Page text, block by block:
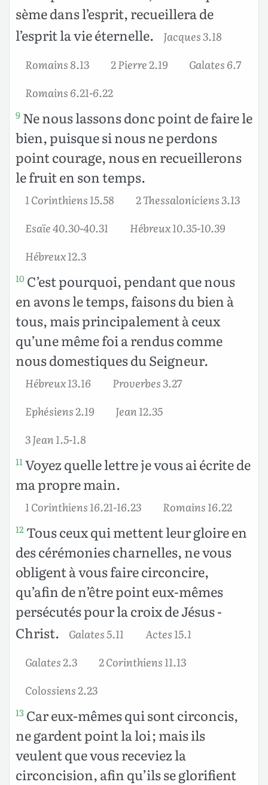
sème dans l’esprit, recueillera de
l’esprit la vie éternelle.
Jacques 3.18
Romains 8.13
2 Pierre 2.19
Galates 6.7
Romains 6.21-6.22
9 Ne nous lassons donc point de faire le
bien, puisque si nous ne perdons
point courage, nous en recueillerons
le fruit en son temps.
1 Corinthiens 15.58
2 Thessaloniciens 3.13
Esaïe 40.30-40.31
Hébreux 10.35-10.39
Hébreux 12.3
10 C’est pourquoi, pendant que nous
en avons le temps, faisons du bien à
tous, mais principalement à ceux
qu’une même foi a rendus comme
nous domestiques du Seigneur.
Hébreux 13.16
Proverbes 3.27
Ephésiens 2.19
Jean 12.35
3 Jean 1.5-1.8
11Voyez quelle lettre je vous ai écrite de
ma propre main.
1 Corinthiens 16.21-16.23 Romains 16.22
12 Tous ceux qui mettent leur gloire en
des cérémonies charnelles, ne vous
obligent à vous faire circoncire,
qu’afin de n’être point eux-mêmes
persécutés pour la croix de Jésus -
Christ.
Galates 5.11
Actes 15.1
Galates 2.3
2 Corinthiens 11.13
Colossiens 2.23
13 Car eux-mêmes qui sont circoncis,
ne gardent point la loi ; mais ils
veulent que vous receviez la
circoncision, afin qu’ils se glorifient